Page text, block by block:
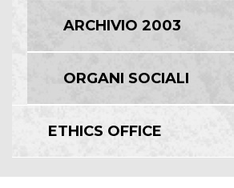
ARCHIVIO 2003
ORGANI SOCIALI
ETHICS OFFICE